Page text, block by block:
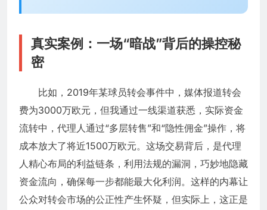
真实案例：一场“暗战”背后的操控秘
密
比如，2019年某球员转会事件中，媒体报道转会
费为3000万欧元，但我通过一线渠道获悉，实际资金
流转中，代理人通过“多层转售”和“隐性佣金”操作，将
成本放大了将近1500万欧元。这场交易背后，是代理
人精心布局的利益链条，利用法规的漏洞，巧妙地隐藏
资金流向，确保每一步都能最大化利润。这样的内幕让
公众对转会市场的公正性产生怀疑，但实际上，这正是